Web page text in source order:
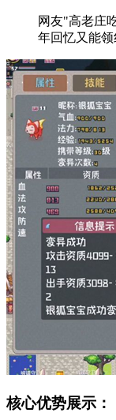
网友"高老庄
年回忆又能领
核心优势展示：